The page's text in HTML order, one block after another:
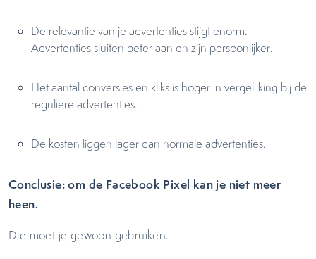
De relevantie van je advertenties stijgt enorm.
Advertenties sluiten beter aan en zijn persoonlijker.
Het aantal conversies en kliks is hoger in vergelijking bij de
reguliere advertenties.
De kosten liggen lager dan normale advertenties.
Conclusie: om de Facebook Pixel kan je niet meer
heen.
Die moet je gewoon gebruiken.